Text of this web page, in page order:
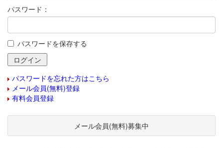
パスワード：
パスワードを保存する
パスワードを忘れた方はこちら
メール会員(無料)登録
有料会員登録
メール会員(無料)募集中